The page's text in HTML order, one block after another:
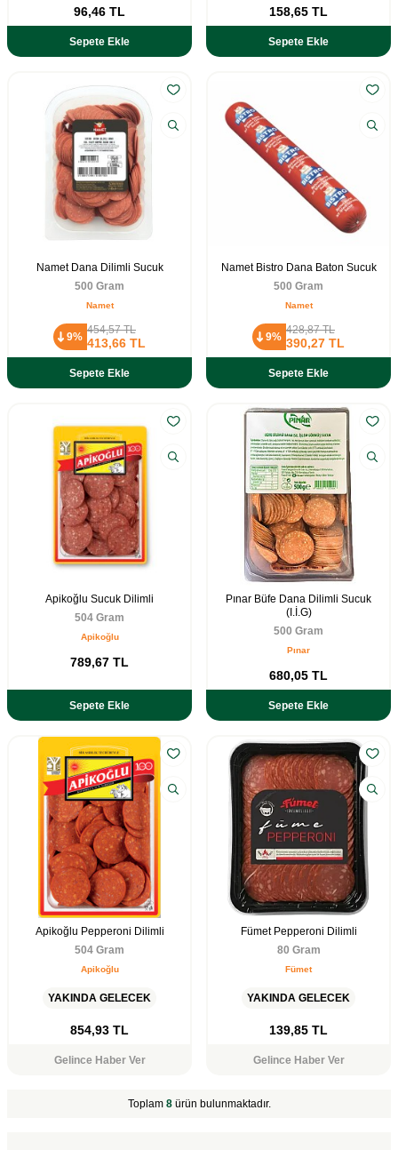
96,46 TL
Sepete Ekle
158,65 TL
Sepete Ekle
Namet Dana Dilimli Sucuk
500 Gram
Namet
9%
454,57TL
413,66 TL
Sepete Ekle
Namet Bistro Dana Baton Sucuk
500 Gram
Namet
9%
428,87TL
390,27 TL
Sepete Ekle
Apikoğlu Sucuk Dilimli
504 Gram
Apikoğlu
789,67 TL
Sepete Ekle
Pınar Büfe Dana Dilimli Sucuk
(I.İ.G)
500 Gram
Pınar
680,05 TL
Sepete Ekle
Apikoğlu Pepperoni Dilimli
504 Gram
Apikoğlu
YAKINDA GELECEK
854,93 TL
Gelince Haber Ver
Fümet Pepperoni Dilimli
80 Gram
Fümet
YAKINDA GELECEK
139,85 TL
Gelince Haber Ver
Toplam 8ürün bulunmaktadır.